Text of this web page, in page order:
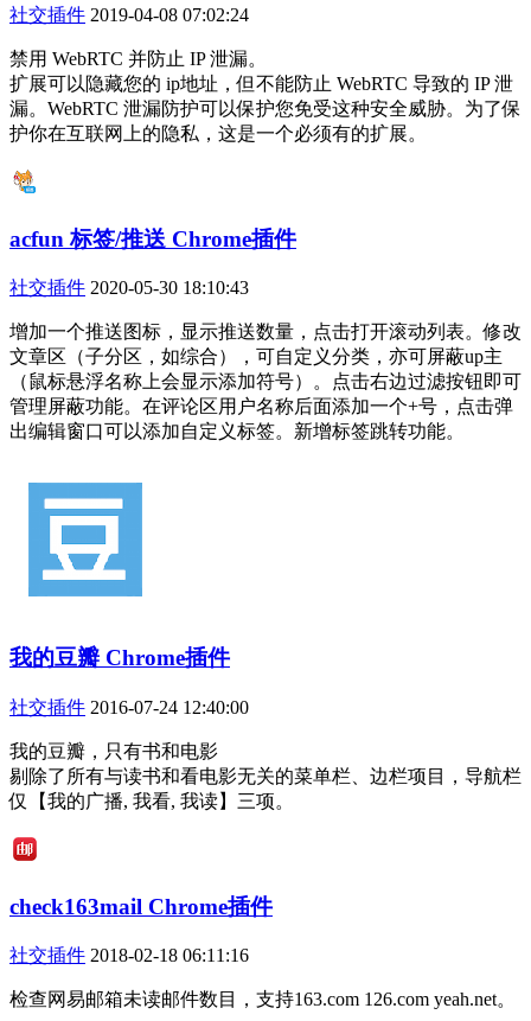
社交插件 2019-04-08 07:02:24
禁用 WebRTC 并防止 IP 泄漏。
扩展可以隐藏您的 ip地址，但不能防止 WebRTC 导致的 IP 泄
漏。WebRTC 泄漏防护可以保护您免受这种安全威胁。为了保
护你在互联网上的隐私，这是一个必须有的扩展。
acfun 标签/推送 Chrome插件
社交插件 2020-05-30 18:10:43
增加一个推送图标，显示推送数量，点击打开滚动列表。修改
文章区（子分区，如综合），可自定义分类，亦可屏蔽up主
（鼠标悬浮名称上会显示添加符号）。点击右边过滤按钮即可
管理屏蔽功能。在评论区用户名称后面添加一个+号，点击弹
出编辑窗口可以添加自定义标签。新增标签跳转功能。
我的豆瓣 Chrome插件
社交插件 2016-07-24 12:40:00
我的豆瓣，只有书和电影
剔除了所有与读书和看电影无关的菜单栏、边栏项目，导航栏
仅【我的广播, 我看, 我读】三项。
check163mail Chrome插件
社交插件 2018-02-18 06:11:16
检查网易邮箱未读邮件数目，支持163.com 126.com yeah.net。